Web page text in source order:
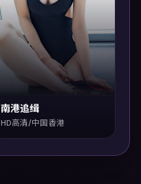
南港追缉
HD高清/中国香港